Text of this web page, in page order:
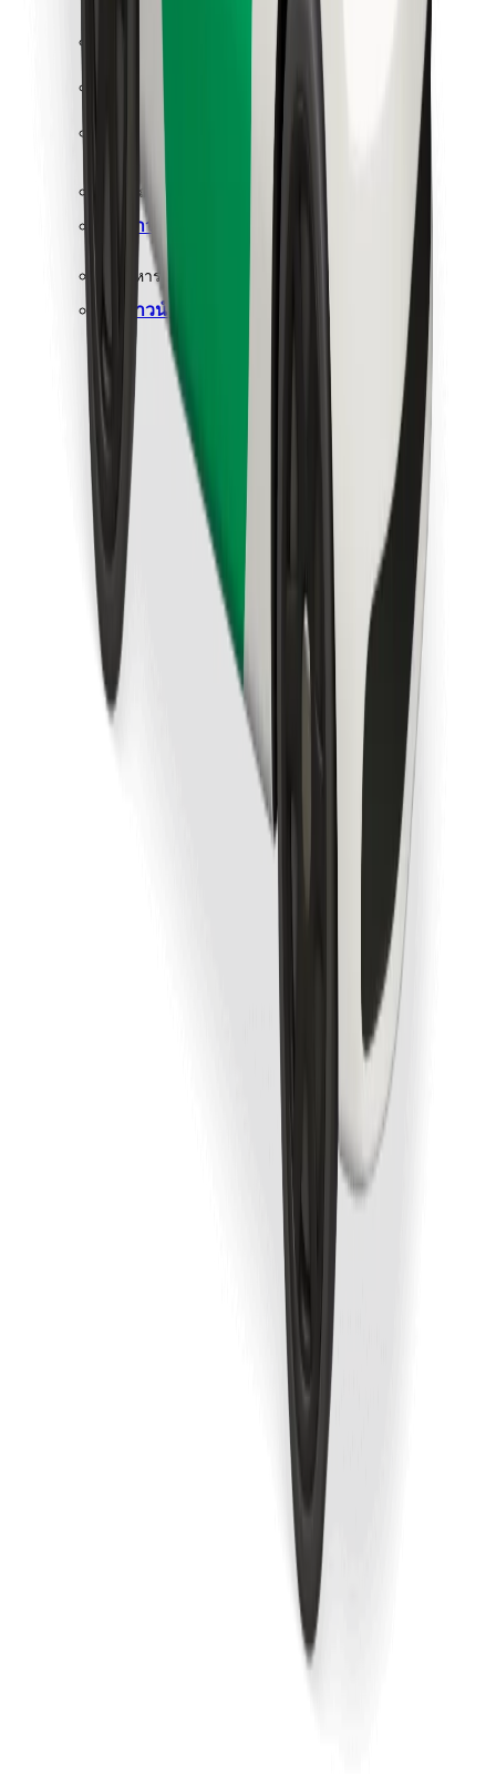
ข้อกำหนด และเงื่อนไข
ความปลอดภัย
เรียกรถได้ในไม่กี่นาที!
ดาวน์โหลดแอป Bolt
หาอาหารโปรดของคุณ!
ดาวน์โหลดแอป Bolt Food